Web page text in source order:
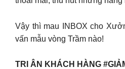
Vậy thì mau INBOX cho
vấn mẫu vòng Trầm nào!
TRI ÂN KHÁCH HÀNG